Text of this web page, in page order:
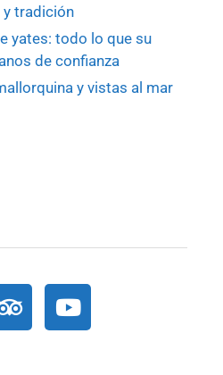
y tradición
yates: todo lo que su
de confianza
y vistas al mar